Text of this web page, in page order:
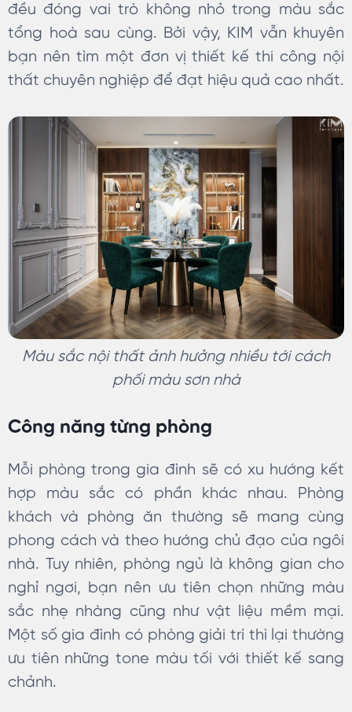
đều đóng vai trò không nhỏ trong màu sắc
tổng hoà sau cùng. Bởi vậy, KIM vẫn khuyên
bạn nên tìm một đơn vị thiết kế thi công nội
thất chuyên nghiệp để đạt hiệu quả cao nhất.
Màu sắc nội thất ảnh hưởng nhiều tới cách
phối màu sơn nhà
Công năng từng phòng
Mỗi phòng trong gia đình sẽ có xu hướng kết
hợp màu sắc có phần khác nhau. Phòng
khách và phòng ăn thường sẽ mang cùng
phong cách và theo hướng chủ đạo của ngôi
nhà. Tuy nhiên, phòng ngủ là không gian cho
nghỉ ngơi, bạn nên ưu tiên chọn những màu
sắc nhẹ nhàng cũng như vật liệu mềm mại.
Một số gia đình có phòng giải trí thì lại thường
ưu tiên những tone màu tối với thiết kế sang
chảnh.